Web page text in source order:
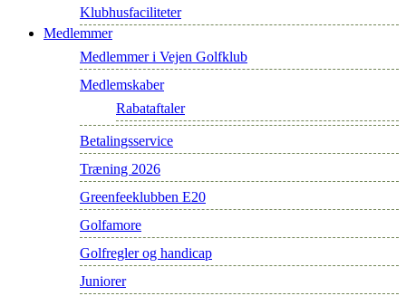
Klubhusfaciliteter
Medlemmer
Medlemmer i Vejen Golfklub
Medlemskaber
Rabataftaler
Betalingsservice
Træning 2026
Greenfeeklubben E20
Golfamore
Golfregler og handicap
Juniorer